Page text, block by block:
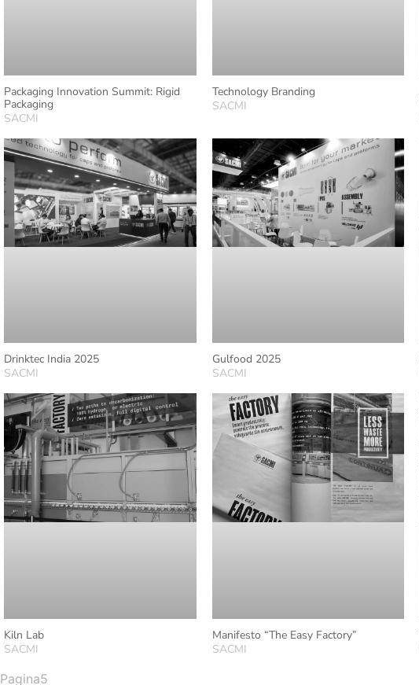
Packaging Innovation Summit: Rigid
Packaging
SACMI
Technology Branding
SACMI
Drinktec India 2025
SACMI
Gulfood 2025
SACMI
Kiln Lab
SACMI
Manifesto “The Easy Factory”
SACMI
Pagina5